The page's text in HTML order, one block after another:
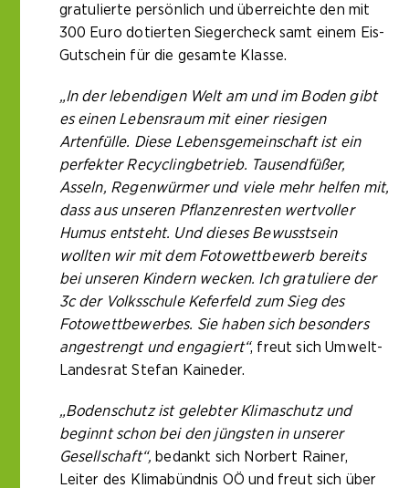
gratulierte persönlich und überreichte den mit
300 Euro dotierten Siegercheck samt einem Eis-
Gutschein für die gesamte Klasse.
„In der lebendigen Welt am und im Boden gibt
es einen Lebensraum mit einer riesigen
Artenfülle. Diese Lebensgemeinschaft ist ein
perfekter Recyclingbetrieb. Tausendfüßer,
Asseln, Regenwürmer und viele mehr helfen mit,
dass aus unseren Pflanzenresten wertvoller
Humus entsteht. Und dieses Bewusstsein
wollten wir mit dem Fotowettbewerb bereits
bei unseren Kindern wecken. Ich gratuliere der
3c der Volksschule Keferfeld zum Sieg des
Fotowettbewerbes. Sie haben sich besonders
angestrengt und engagiert“, freut sich Umwelt-
Landesrat Stefan Kaineder.
„Bodenschutz ist gelebter Klimaschutz und
beginnt schon bei den jüngsten in unserer
Gesellschaft“, bedankt sich Norbert Rainer,
Leiter des Klimabündnis OÖ und freut sich über